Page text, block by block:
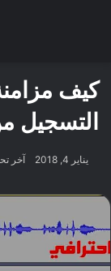
كيف
التسجيل
يناير 4, 2018 آخر